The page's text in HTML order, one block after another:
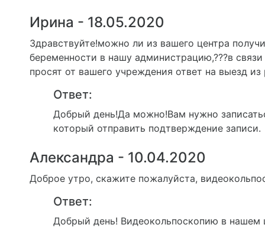
Ирина - 18.05.2020
Здравствуйте!можно ли из вашего центра
беременности в нашу администрацию,???в
просят от вашего учреждения ответ на выезд из
Ответ:
Добрый день!Да можно!Вам нужно
который отправить подтверждение записи.
Александра - 10.04.2020
Доброе утро, скажите пожалуйста,
Ответ:
Добрый день! Видеокольпоскопию в нашем